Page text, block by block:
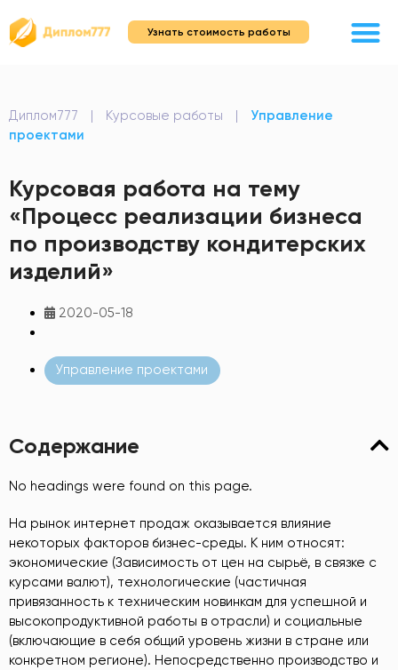
Узнать стоимость работы
Диплом777 | Курсовые работы |
Управление
проектами
Курсовая работа на тему
«Процесс реализации бизнеса
по производству кондитерских
изделий»
2020-05-18
Управление проектами
Содержание
No headings were found on this page.
На рынок интернет продаж оказывается влияние
некоторых факторов бизнес-среды. К ним относят:
экономические (Зависимость от цен на сырьё, в связке с
курсами валют), технологические (частичная
привязанность к техническим новинкам для успешной и
высокопродуктивной работы в отрасли) и социальные
(включающие в себя общий уровень жизни в стране или
конкретном регионе). Непосредственно производство и